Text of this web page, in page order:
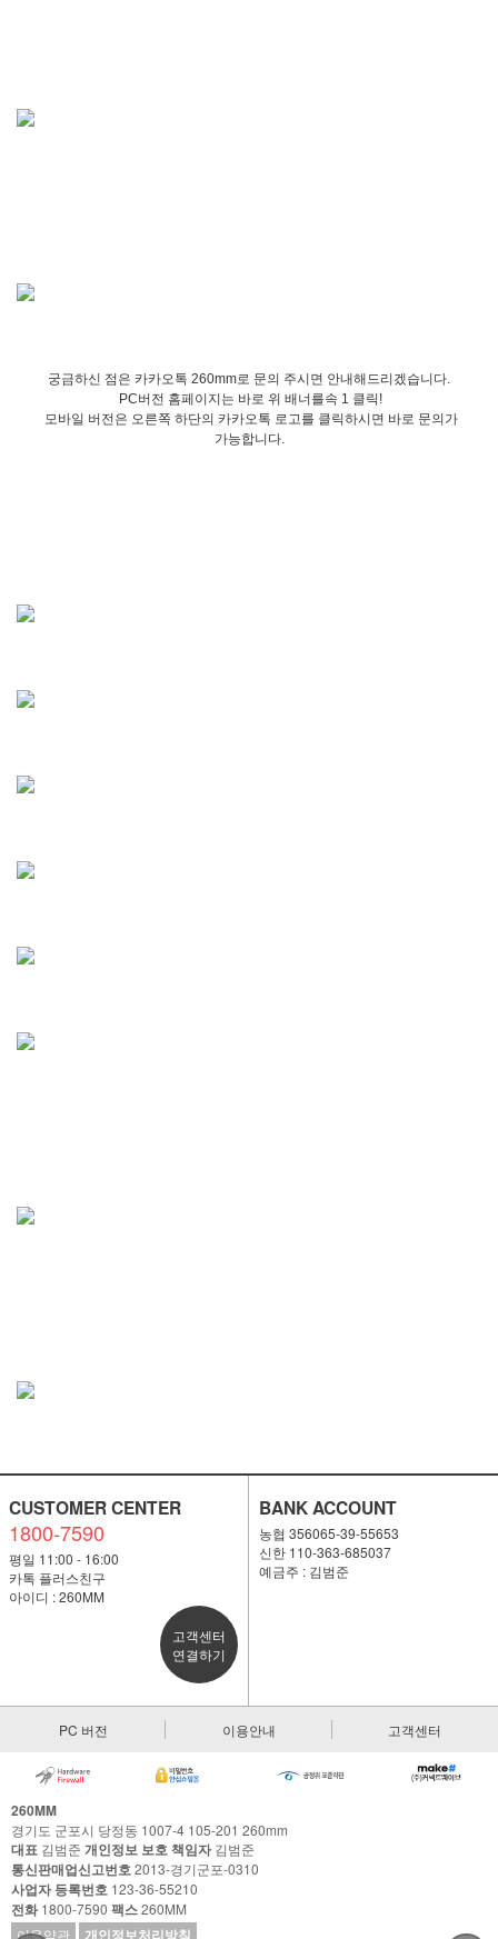
궁금하신 점은 카카오톡 260mm로 문의 주시면 안내해드리겠습니다.
PC버전 홈페이지는 바로 위 배너를속 1 클릭!
모바일 버전은 오른쪽 하단의 카카오톡 로고를 클릭하시면 바로 문의가
가능합니다.
CUSTOMER CENTER
1800-7590
평일 11:00 - 16:00
카톡 플러스친구
아이디 : 260MM
고객센터
연결하기
BANK ACCOUNT
농협 356065-39-55653
신한 110-363-685037
예금주 : 김범준
PC 버전 이용안내 고객센터
260MM
경기도 군포시 당정동 1007-4 105-201 260mm
대표 김범준 개인정보 보호 책임자김범준
통신판매업신고번호2013-경기군포-0310
사업자 등록번호 123-36-55210
전화1800-7590 팩스260MM
이용약관
개인정보처리방침